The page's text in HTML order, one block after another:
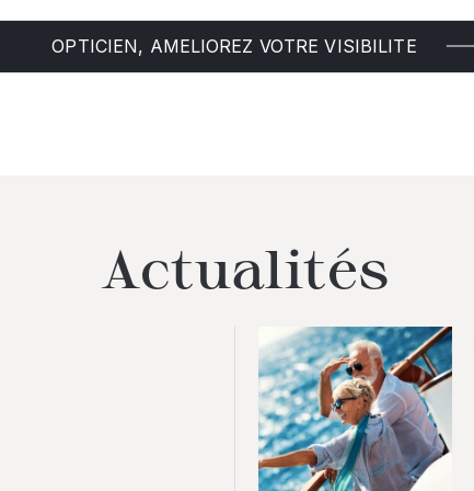
OPTICIEN, AMELIOREZ VOTRE VISIBILITE
Actualités